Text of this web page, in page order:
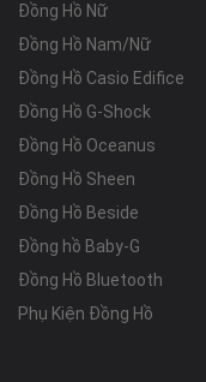
Đồng Hồ Nữ
Đồng Hồ Nam/Nữ
Đồng Hồ Casio Edifice
Đồng Hồ G-Shock
Đồng Hồ Oceanus
Đồng Hồ Sheen
Đồng Hồ Beside
Đồng hồ Baby-G
Đồng Hồ Bluetooth
Phụ Kiện Đồng Hồ